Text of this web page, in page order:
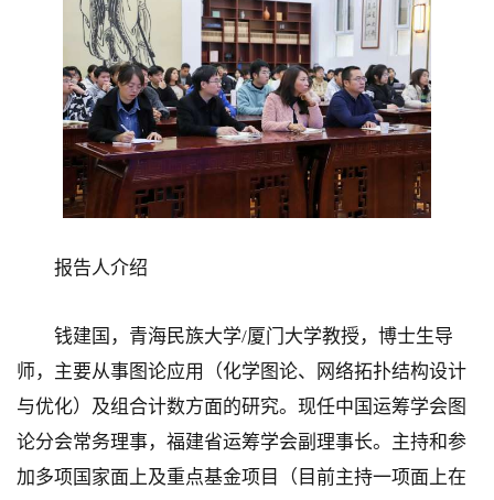
报告人介绍
钱建国，青海民族大学/厦门大学教授，博士生导
师，主要从事图论应用（化学图论、网络拓扑结构设计
与优化）及组合计数方面的研究。现任中国运筹学会图
论分会常务理事，福建省运筹学会副理事长。主持和参
加多项国家面上及重点基金项目（目前主持一项面上在